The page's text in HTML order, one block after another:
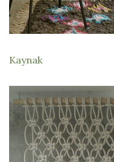
Kaynak